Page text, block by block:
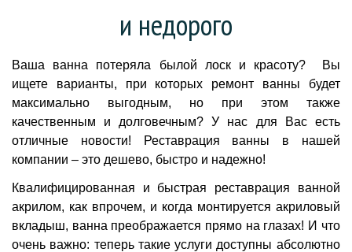
и недорого
Ваша ванна потеряла былой лоск и красоту? Вы
ищете варианты, при которых ремонт ванны будет
максимально выгодным, но при этом также
качественным и долговечным? У нас для Вас есть
отличные новости! Реставрация ванны в нашей
компании – это дешево, быстро и надежно!
Квалифицированная и быстрая реставрация ванной
акрилом, как впрочем, и когда монтируется акриловый
вкладыш, ванна преображается прямо на глазах! И что
очень важно: теперь такие услуги доступны абсолютно